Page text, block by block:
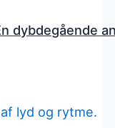
dybdegående